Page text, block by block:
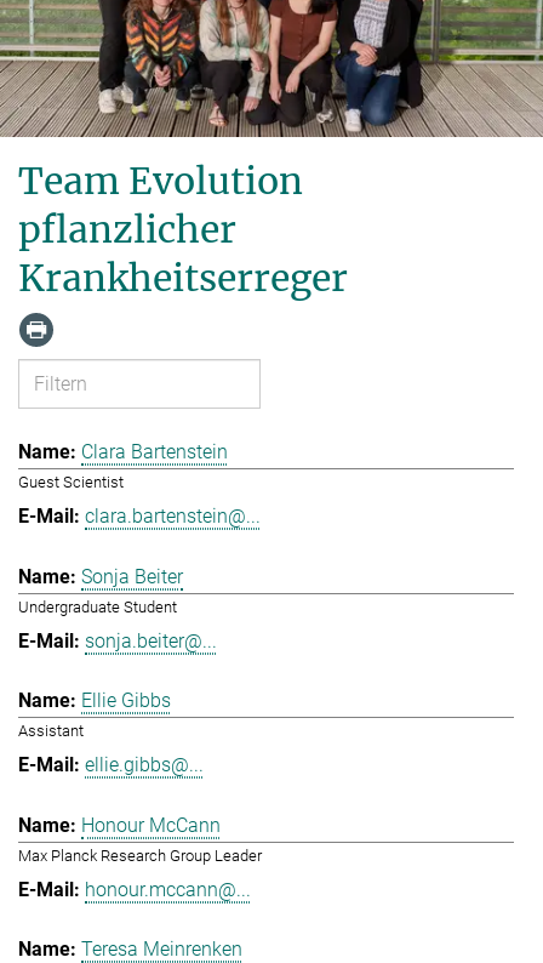
Team Evolution
pflanzlicher
Krankheitserreger
Clara Bartenstein
Guest Scientist
clara.bartenstein@...
Sonja Beiter
Undergraduate Student
sonja.beiter@...
Ellie Gibbs
Assistant
ellie.gibbs@...
Honour McCann
Max Planck Research Group Leader
honour.mccann@...
Teresa Meinrenken